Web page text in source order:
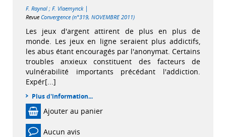
F. Raynal ; F. Vlaemynck |
Revue Convergence (n°319, NOVEMBRE 2011)
Les jeux d'argent attirent de plus en plus de
monde. Les jeux en ligne seraient plus addictifs,
les abus étant encouragés par l'anonymat. Certains
troubles anxieux constituent des facteurs de
vulnérabilité importants précédant l'addiction.
Expér[...]
Plus d'information...
Ajouter au panier
Aucun avis